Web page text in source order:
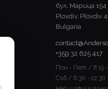
бул. Марица 154
Plovdiv, Plovdiv
Bulgaria
+359 32 625 417
Пон - Пет / 8:15 -
Съб / 8:30 - 12:30